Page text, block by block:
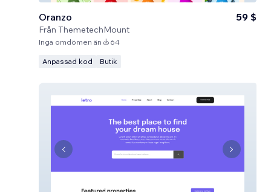
Oranzo
Från ThemetechMount
59 $
Inga omdömen än 64
Anpassad kod Butik